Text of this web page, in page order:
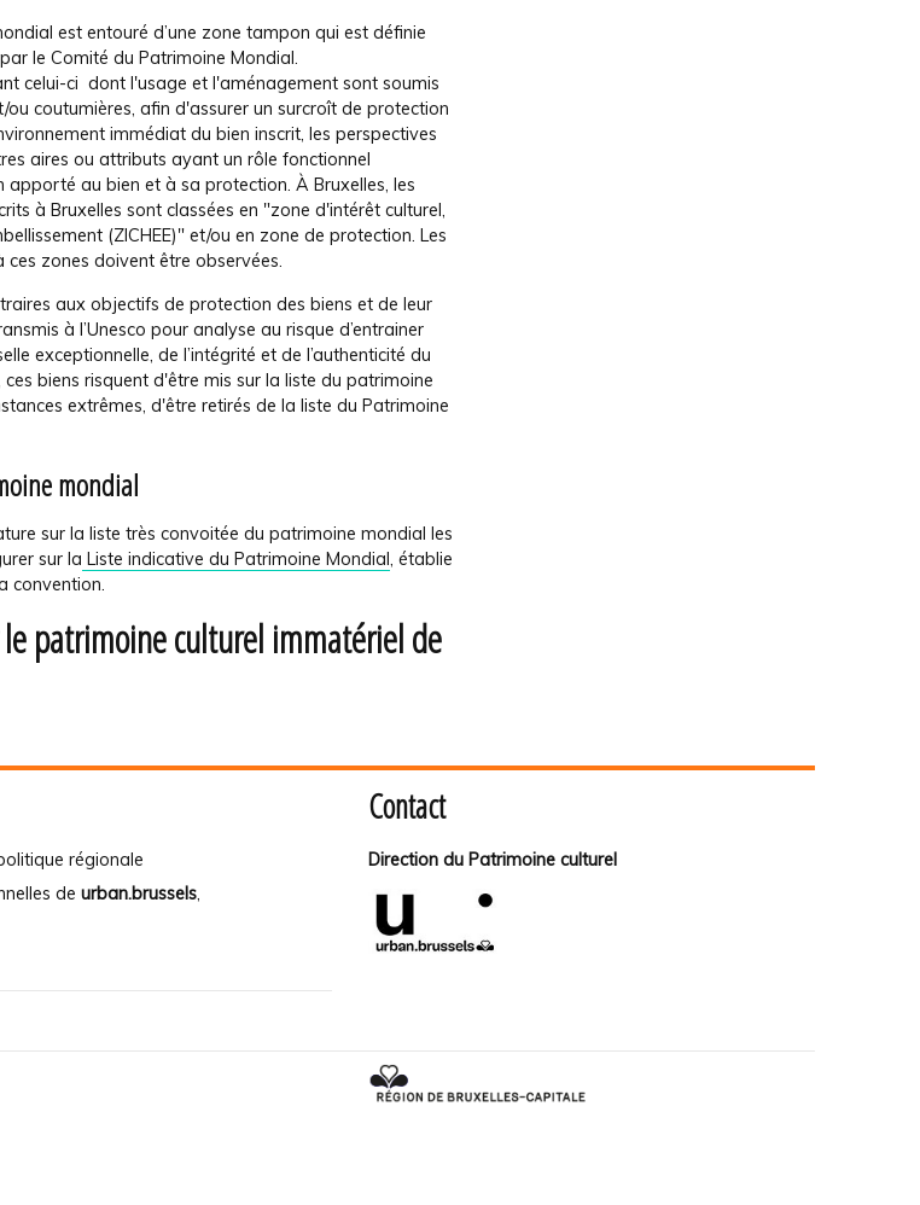
est entouré d’une zone tampon qui est définie
le Comité du Patrimoine Mondial.
celui-ci dont l'usage et l'aménagement sont soumis
coutumières, afin d'assurer un surcroît de protection
immédiat du bien inscrit, les perspectives
aires ou attributs ayant un rôle fonctionnel
au bien et à sa protection. À Bruxelles, les
à Bruxelles sont classées en "zone d'intérêt culturel,
(ZICHEE)" et/ou en zone de protection. Les
zones doivent être observées.
aux objectifs de protection des biens et de leur
à l’Unesco pour analyse au risque d’entrainer
exceptionnelle, de l’intégrité et de l’authenticité du
biens risquent d'être mis sur la liste du patrimoine
extrêmes, d'être retirés de la liste du Patrimoine
mondial
sur la liste très convoitée du patrimoine mondial les
sur la Liste indicative du Patrimoine Mondial, établie
convention.
patrimoine culturel immatériel de
régionale
de urban.brussels,
Contact
Direction du Patrimoine culturel